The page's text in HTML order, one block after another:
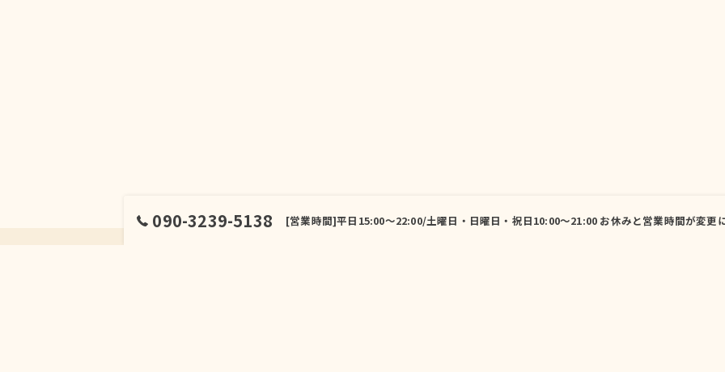
090-3239-5138
[営業時間]平日15:00～22:00/土曜日・日曜日・祝日10:00～21:00 お休みと営業時間が変更